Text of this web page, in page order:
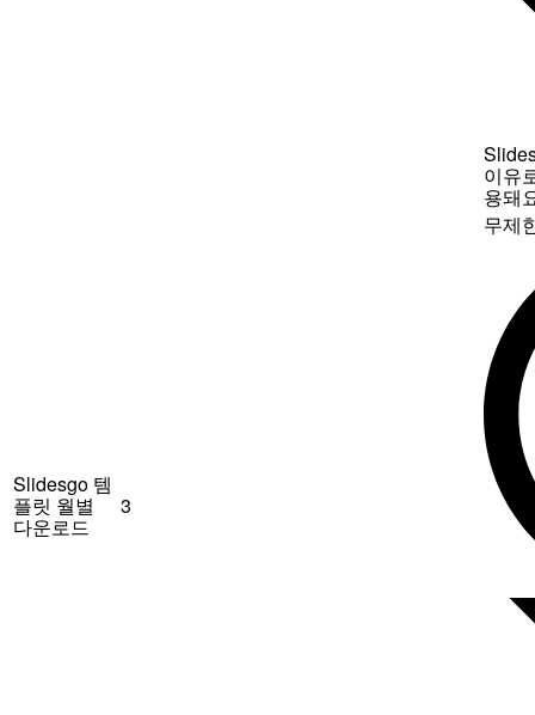
이유
용돼
Slidesgo 템
플릿 월별
다운로드
3
무제